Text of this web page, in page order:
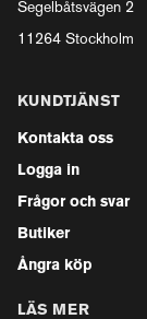
Segelbåtsvägen 2
11264 Stockholm
KUNDTJÄNST
Kontakta oss
Logga in
Frågor och svar
Butiker
Ångra köp
LÄS MER